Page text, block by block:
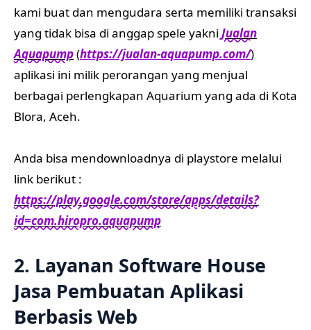
kami buat dan mengudara serta memiliki transaksi
yang tidak bisa di anggap spele yakni Jualan
Aquapump(https://jualan-aquapump.com/)
aplikasi ini milik perorangan yang menjual
berbagai perlengkapan Aquarium yang ada di Kota
Blora, Aceh.
Anda bisa mendownloadnya di playstore melalui
link berikut :
https://play.google.com/store/apps/details?
id=com.hiropro.aquapump
2. Layanan Software House
Jasa Pembuatan Aplikasi
Berbasis Web